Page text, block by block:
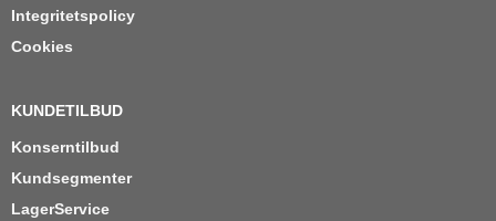
Integritetspolicy
Cookies
KUNDETILBUD
Konserntilbud
Kundsegmenter
LagerService